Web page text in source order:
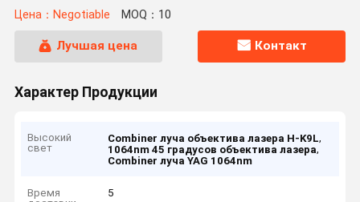
Цена：Negotiable MOQ：10
Лучшая цена Контакт
Характер Продукции
Высокий
свет
Combiner луча объектива лазера H-K9L,
1064nm 45 градусов объектива лазера,
Combiner луча YAG 1064nm
Время
5